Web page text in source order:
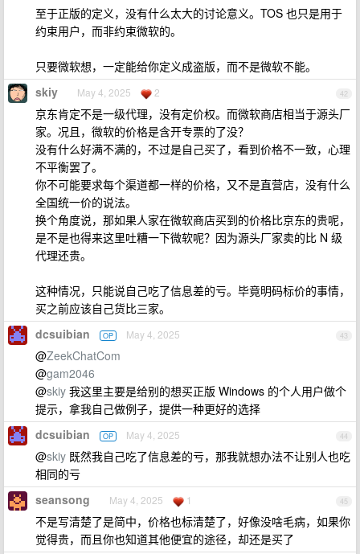
至于正版的定义，没有什么太大的讨论意义。TOS 也只是用于
约束用户，而非约束微软的。
只要微软想，一定能给你定义成盗版，而不是微软不能。
42
skiy May 4, 2025 2
京东肯定不是一级代理，没有定价权。而微软商店相当于源头厂
家。况且，微软的价格是含开专票的了没？
没有什么好满不满的，不过是自己买了，看到价格不一致，心理
不平衡罢了。
你不可能要求每个渠道都一样的价格，又不是直营店，没有什么
全国统一价的说法。
换个角度说，那如果人家在微软商店买到的价格比京东的贵呢，
是不是也得来这里吐糟一下微软呢？因为源头厂家卖的比 N 级
代理还贵。
这种情况，只能说自己吃了信息差的亏。毕竟明码标价的事情，
买之前应该自己货比三家。
43
dcsuibian OP May 4, 2025
@ZeekChatCom
@gam2046
@skiy 我这里主要是给别的想买正版 Windows 的个人用户做个
提示，拿我自己做例子，提供一种更好的选择
44
dcsuibian OP May 4, 2025
@skiy 既然我自己吃了信息差的亏，那我就想办法不让别人也吃
相同的亏
45
seansong May 4, 2025 1
不是写清楚了是简中，价格也标清楚了，好像没啥毛病，如果你
觉得贵，而且你也知道其他便宜的途径，却还是买了